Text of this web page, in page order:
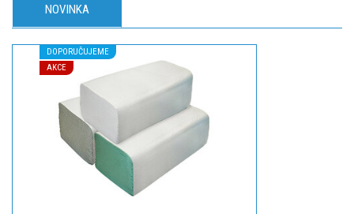
NOVINKA
DOPORUČUJEME
AKCE